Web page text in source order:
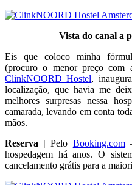
Vista do canal a
Eis que coloco minha
(procuro o menor preço com
ClinkNOORD Hostel,
localização, que havia me
melhores surpresas nessa
camarada, levando em conta
mãos.
Reserva | Pelo Booking.com
hospedagem há anos. O
cancelamento grátis para a